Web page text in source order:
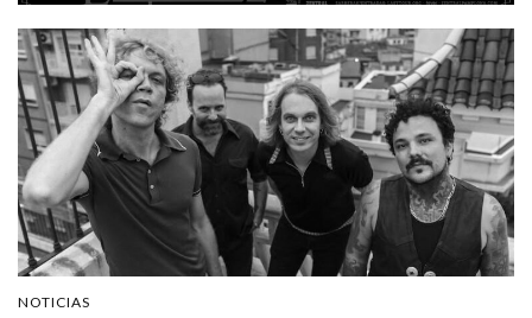
NOTICIAS